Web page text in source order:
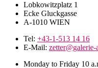
Lobkowitzplatz 1
Ecke Gluckgasse
A-1010 WIEN
Tel: +43-1-513 14 16
E-Mail: zetter@galerie-
Monday to Friday 10